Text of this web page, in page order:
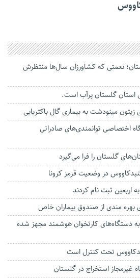
نعمتی که کشاورزان سال‌ها منتظرش
اختصاصی توانمندی‌های صادراتی
گلستان را فرا می‌گیرد
در وضعیت قرمز کرونا
به دستگاه‌های کارتخوان هوشمند مجهز شده
تحت کنترل است